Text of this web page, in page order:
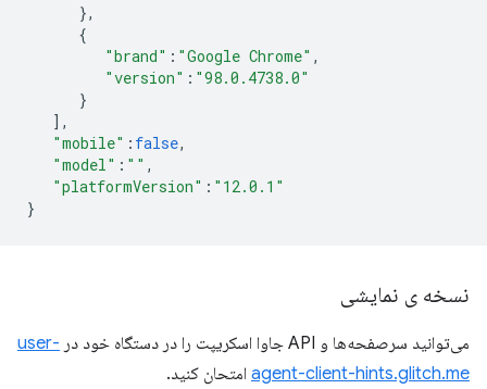
},
{
"brand" : "Google Chrome" ,
"version" : "98.0.4738.0"
}
],
"mobile" : false,
"model" : "" ,
"platformVersion" : "12.0.1"
}
نسخه ی نمایشی
می‌توانید سرصفحه‌ها و API جاوا اسکریپت را در دستگاه خود در
user-
agent-client-hints.glitch.me امتحان کنید.